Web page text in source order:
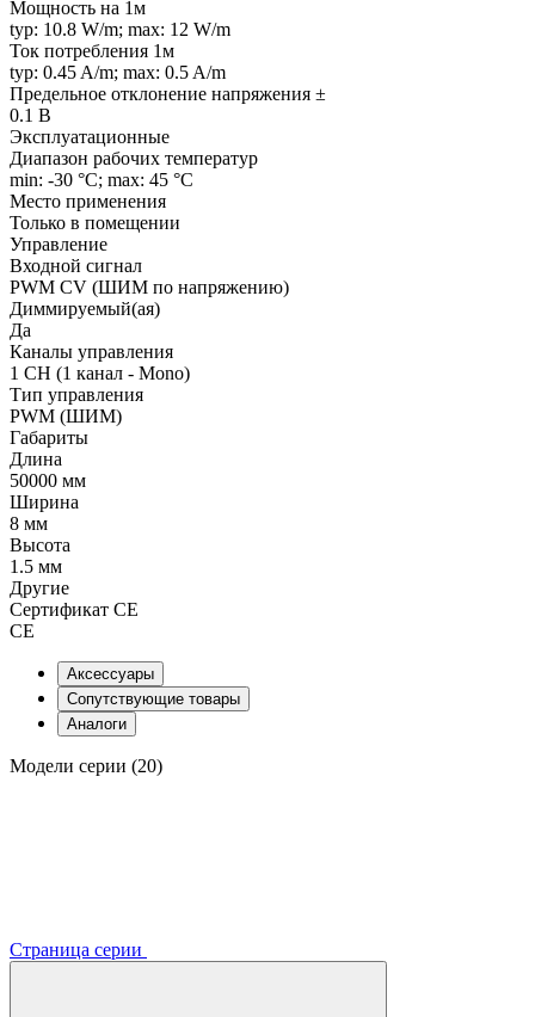
Мощность на 1м
typ: 10.8 W/m; max: 12 W/m
Ток потребления 1м
typ: 0.45 A/m; max: 0.5 A/m
Предельное отклонение напряжения ±
0.1 В
Эксплуатационные
Диапазон рабочих температур
min: -30 °C; max: 45 °C
Место применения
Только в помещении
Управление
Входной сигнал
PWM СV (ШИМ по напряжению)
Диммируемый(ая)
Да
Каналы управления
1 CH (1 канал - Mono)
Тип управления
PWM (ШИМ)
Габариты
Длина
50000 мм
Ширина
8 мм
Высота
1.5 мм
Другие
Сертификат CE
CE
Аксессуары
Сопутствующие товары
Аналоги
Модели серии (20)
Страница серии